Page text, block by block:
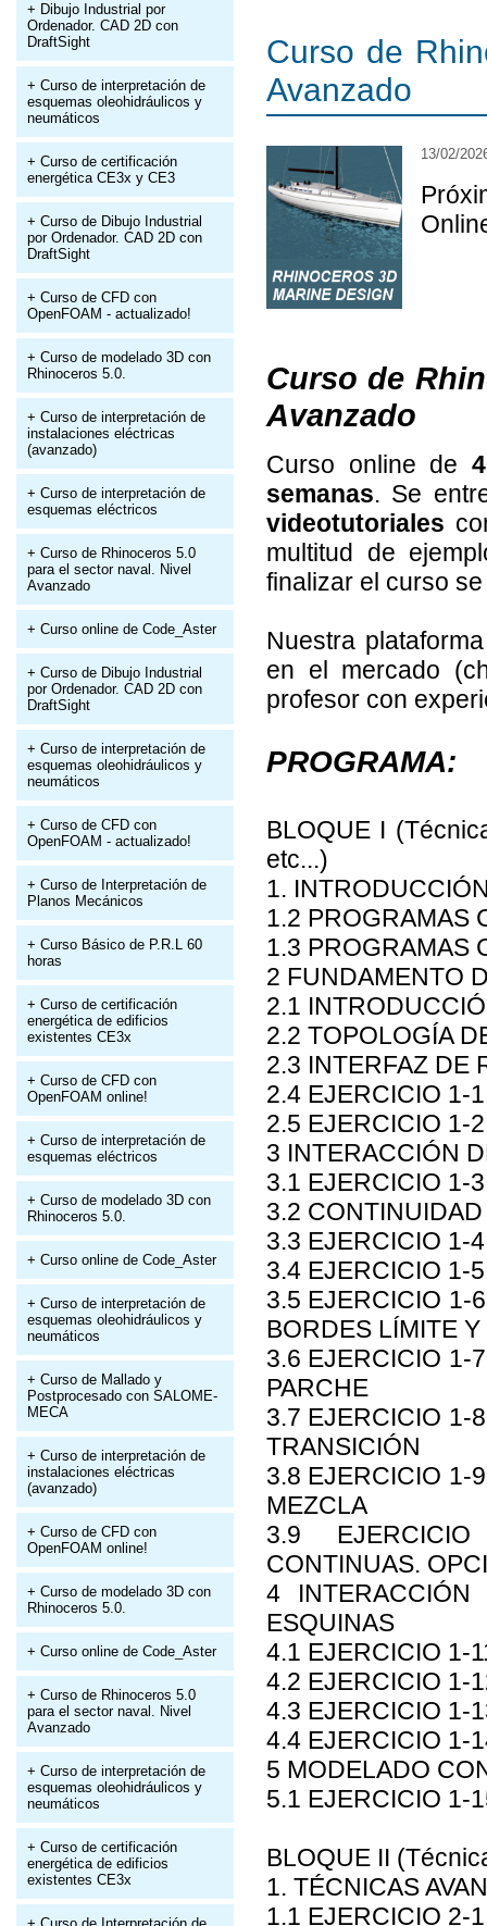
+ Dibujo Industrial por
Ordenador. CAD 2D con
DraftSight
+ Curso de interpretación de
esquemas oleohidráulicos y
neumáticos
+ Curso de certificación
energética CE3x y CE3
+ Curso de Dibujo Industrial
por Ordenador. CAD 2D con
DraftSight
+ Curso de CFD con
OpenFOAM - actualizado!
+ Curso de modelado 3D con
Rhinoceros 5.0.
+ Curso de interpretación de
instalaciones eléctricas
(avanzado)
+ Curso de interpretación de
esquemas eléctricos
+ Curso de Rhinoceros 5.0
para el sector naval. Nivel
Avanzado
+ Curso online de Code_Aster
+ Curso de Dibujo Industrial
por Ordenador. CAD 2D con
DraftSight
+ Curso de interpretación de
esquemas oleohidráulicos y
neumáticos
+ Curso de CFD con
OpenFOAM - actualizado!
+ Curso de Interpretación de
Planos Mecánicos
+ Curso Básico de P.R.L 60
horas
+ Curso de certificación
energética de edificios
existentes CE3x
+ Curso de CFD con
OpenFOAM online!
+ Curso de interpretación de
esquemas eléctricos
+ Curso de modelado 3D con
Rhinoceros 5.0.
+ Curso online de Code_Aster
+ Curso de interpretación de
esquemas oleohidráulicos y
neumáticos
+ Curso de Mallado y
Postprocesado con SALOME-
MECA
+ Curso de interpretación de
instalaciones eléctricas
(avanzado)
+ Curso de CFD con
OpenFOAM online!
+ Curso de modelado 3D con
Rhinoceros 5.0.
+ Curso online de Code_Aster
+ Curso de Rhinoceros 5.0
para el sector naval. Nivel
Avanzado
+ Curso de interpretación de
esquemas oleohidráulicos y
neumáticos
+ Curso de certificación
energética de edificios
existentes CE3x
Curso de
Avanzado
13/02/
Curso de
Avanzado
Curso online de
semanas. Se
videotutoriales
multitud de
finalizar el curso
Nuestra
en el mercado
profesor con
PROGRAMA:
BLOQUE I
etc...)
1.
1.2 PROGRAMAS
1.3 PROGRAMAS
2 FUNDAMENTO
2.1
2.2 TOPOLOGÍA
2.3 INTERFAZ DE
2.4 EJERCICIO 1-
2.5 EJERCICIO 1-
3 INTERACCIÓN
3.1 EJERCICIO 1-
3.2
3.3 EJERCICIO 1-
3.4 EJERCICIO 1-
3.5 EJERCICIO 1-
BORDES LÍMITE
3.6 EJERCICIO 1-
PARCHE
3.7 EJERCICIO 1-
TRANSICIÓN
3.8 EJERCICIO 1-
MEZCLA
3.9
CONTINUAS.
4 INTERACCIÓN
ESQUINAS
4.1 EJERCICIO 1-
4.2 EJERCICIO 1-
4.3 EJERCICIO 1-
4.4 EJERCICIO 1-
5 MODELADO
5.1 EJERCICIO 1-
BLOQUE II
1. TÉCNICAS
1.1 EJERCICIO 2-